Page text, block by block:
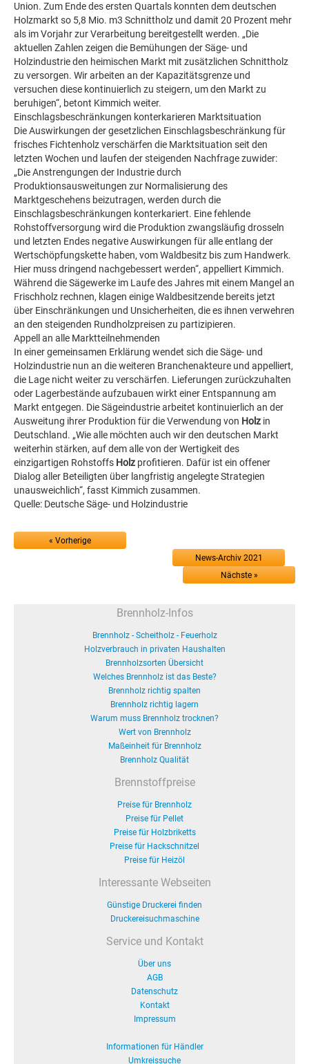
Union. Zum Ende des ersten Quartals konnten dem deutschen
Holzmarkt so 5,8 Mio. m3 Schnittholz und damit 20 Prozent mehr
als im Vorjahr zur Verarbeitung bereitgestellt werden. „Die
aktuellen Zahlen zeigen die Bemühungen der Säge- und
Holzindustrie den heimischen Markt mit zusätzlichen Schnittholz
zu versorgen. Wir arbeiten an der Kapazitätsgrenze und
versuchen diese kontinuierlich zu steigern, um den Markt zu
beruhigen“, betont Kimmich weiter.
Einschlagsbeschränkungen konterkarieren Marktsituation
Die Auswirkungen der gesetzlichen Einschlagsbeschränkung für
frisches Fichtenholz verschärfen die Marktsituation seit den
letzten Wochen und laufen der steigenden Nachfrage zuwider:
„Die Anstrengungen der Industrie durch
Produktionsausweitungen zur Normalisierung des
Marktgeschehens beizutragen, werden durch die
Einschlagsbeschränkungen konterkariert. Eine fehlende
Rohstoffversorgung wird die Produktion zwangsläufig drosseln
und letzten Endes negative Auswirkungen für alle entlang der
Wertschöpfungskette haben, vom Waldbesitz bis zum Handwerk.
Hier muss dringend nachgebessert werden“, appelliert Kimmich.
Während die Sägewerke im Laufe des Jahres mit einem Mangel an
Frischholz rechnen, klagen einige Waldbesitzende bereits jetzt
über Einschränkungen und Unsicherheiten, die es ihnen verwehren
an den steigenden Rundholzpreisen zu partizipieren.
Appell an alle Marktteilnehmenden
In einer gemeinsamen Erklärung wendet sich die Säge- und
Holzindustrie nun an die weiteren Branchenakteure und appelliert,
die Lage nicht weiter zu verschärfen. Lieferungen zurückzuhalten
oder Lagerbestände aufzubauen wirkt einer Entspannung am
Markt entgegen. Die Sägeindustrie arbeitet kontinuierlich an der
Ausweitung ihrer Produktion für die Verwendung von Holz in
Deutschland. „Wie alle möchten auch wir den deutschen Markt
weiterhin stärken, auf dem alle von der Wertigkeit des
einzigartigen Rohstoffs Holz profitieren. Dafür ist ein offener
Dialog aller Beteiligten über langfristig angelegte Strategien
unausweichlich“, fasst Kimmich zusammen.
Quelle: Deutsche Säge- und Holzindustrie
« Vorherige
News-Archiv 2021
Nächste »
Brennholz-Infos
Brennholz - Scheitholz - Feuerholz
Holzverbrauch in privaten Haushalten
Brennholzsorten Übersicht
Welches Brennholz ist das Beste?
Brennholz richtig spalten
Brennholz richtig lagern
Warum muss Brennholz trocknen?
Wert von Brennholz
Maßeinheit für Brennholz
Brennholz Qualität
Brennstoffpreise
Preise für Brennholz
Preise für Pellet
Preise für Holzbriketts
Preise für Hackschnitzel
Preise für Heizöl
Interessante Webseiten
Günstige Druckerei finden
Druckereisuchmaschine
Service und Kontakt
Über uns
AGB
Datenschutz
Kontakt
Impressum
Informationen für Händler
Umkreissuche